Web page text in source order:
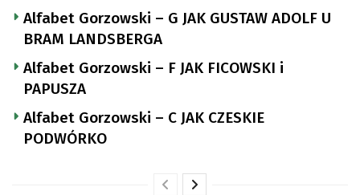
Alfabet Gorzowski – G JAK GUSTAW ADOLF U
BRAM LANDSBERGA
Alfabet Gorzowski – F JAK FICOWSKI i
PAPUSZA
Alfabet Gorzowski – C JAK CZESKIE
PODWÓRKO